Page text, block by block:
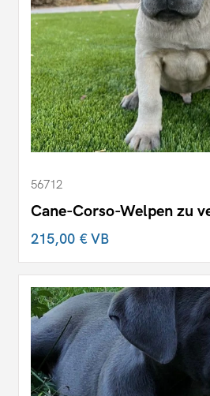
56712
Cane-Corso-Welpen zu
215,00 €VB